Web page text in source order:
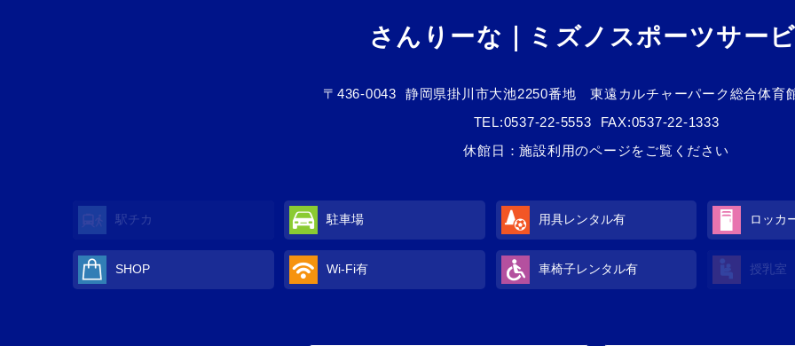
さんりーな｜ミズノスポーツサー
〒436-0043
静岡県掛川市大池2250番地 東遠カルチャーパーク総合体育
TEL:0537-22-5553
FAX:0537-22-1333
休館日：施設利用のページをご覧ください
駅チカ 駐車場 用具レンタル有 ロッカ
SHOP Wi-Fi有 車椅子レンタル有 授乳室